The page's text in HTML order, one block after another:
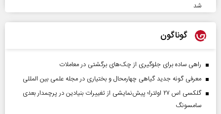
شد
گوناگون
راهی ساده برای جلوگیری از چک‌های برگشتی در معاملات
معرفی گونه جدید گیاهی چهارمحال و بختیاری در مجله علمی بین المللی
گلکسی اس ۲۷ اولترا؛ پیش‌نمایشی از تغییرات بنیادین در پرچمدار بعدی
سامسونگ